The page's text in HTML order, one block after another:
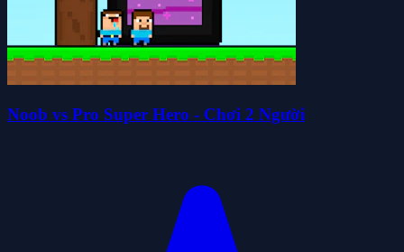
Noob vs Pro Super Hero - Chơi 2 Người